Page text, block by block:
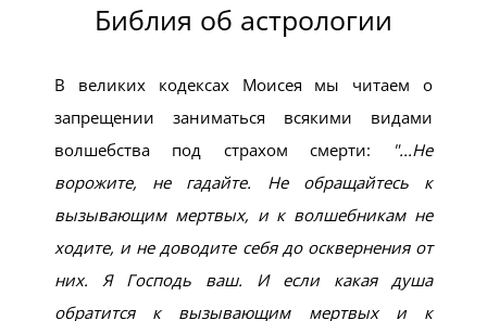
Библия об астрологии
В великих кодексах Моисея мы читаем о
запрещении заниматься всякими видами
волшебства под страхом смерти:
...Не
ворожите, не гадайте. Не обращайтесь к
вызывающим мертвых, и к волшебникам не
ходите, и не доводите себя до осквернения от
них. Я Господь ваш. И если какая душа
обратится к вызывающим мертвых и к